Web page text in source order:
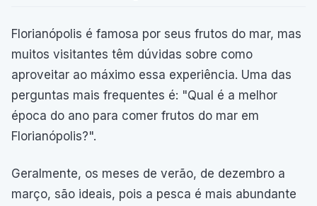
Florianópolis é famosa por seus frutos do mar, mas
muitos visitantes têm dúvidas sobre como
aproveitar ao máximo essa experiência. Uma das
perguntas mais frequentes é: "Qual é a melhor
época do ano para comer frutos do mar em
Florianópolis?".
Geralmente, os meses de verão, de dezembro a
março, são ideais, pois a pesca é mais abundante